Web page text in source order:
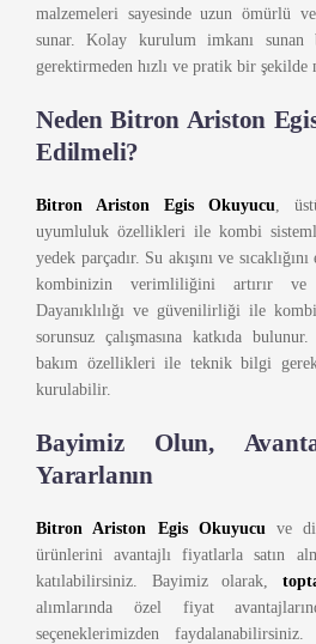
malzemeleri sayesinde uzun ömürlü
sunar. Kolay kurulum imkanı
gerektirmeden hızlı ve pratik bir
Neden Bitron Ariston
Edilmeli?
Bitron Ariston Egis Okuyucu,
uyumluluk özellikleri ile kombi
yedek parçadır. Su akışını ve
kombinizin verimliliğini artırır ve
Dayanıklılığı ve güvenilirliği ile
sorunsuz çalışmasına katkıda
bakım özellikleri ile teknik bilgi
kurulabilir.
Bayimiz Olun,
Yararlanın
Bitron Ariston Egis Okuyucuve
ürünlerini avantajlı fiyatlarla satın
katılabilirsiniz. Bayimiz olarak,
alımlarında özel fiyat
seçeneklerimizden